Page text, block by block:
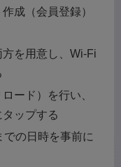
成（会員登録）
を用意し、Wi-Fi
ード）を行い、
ップする
の日時を事前に